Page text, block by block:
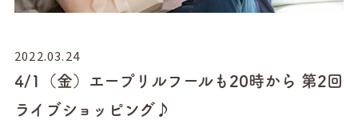
2022.03.24
4/1（金）エープリルフールも20時から 第2回
ライブショッピング♪